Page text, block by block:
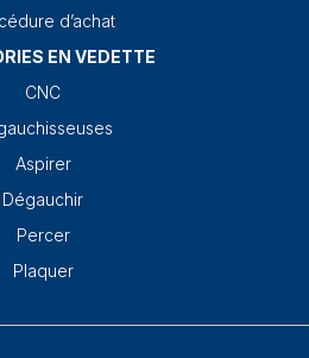
d’achat
EN VEDETTE
CNC
Aspirer
Dégauchir
Percer
Plaquer